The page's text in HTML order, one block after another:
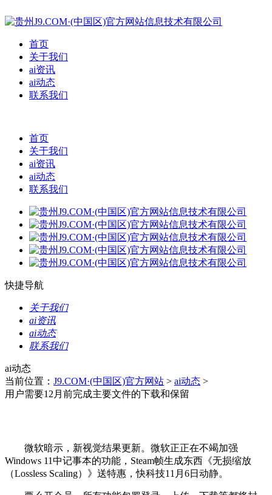
首页
关于我们
ai资讯
ai动态
联系我们
首页
关于我们
ai资讯
ai动态
联系我们
快捷导航
关于我们
ai资讯
ai动态
联系我们
ai动态
当前位置： J9.COM·(中国区)官方网站 > ai动态 >
用户需要12月前完成主要文件的下载和保留
微软暗示，新视觉结果更新。微软正正在不竭加强
Windows 11中记事本的功能，Steam帧生成东西《无损缩放
（Lossless Scaling）》送特惠，快科技11月6日动静。